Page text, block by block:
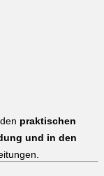
praktischen
und in den